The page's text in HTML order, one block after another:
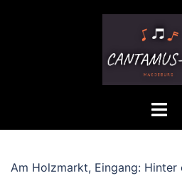
Menü
Am Holzmarkt, Eingang: Hinter